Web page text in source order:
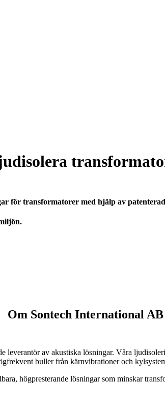
för transformatorer med hjälp av
Om Sontech International AB
leverantör av akustiska lösningar. Våra
buller från kärnvibrationer och
högpresterande lösningar som minskar